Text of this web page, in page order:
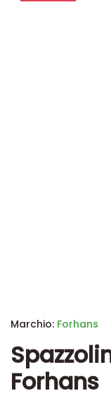
Marchio: Forhans
Forhans